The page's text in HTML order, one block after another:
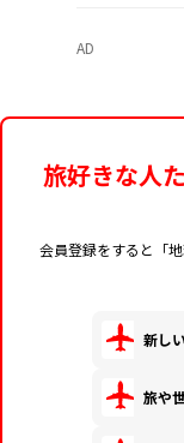
AD
旅好きな人
会員登録をすると「
新し
旅や